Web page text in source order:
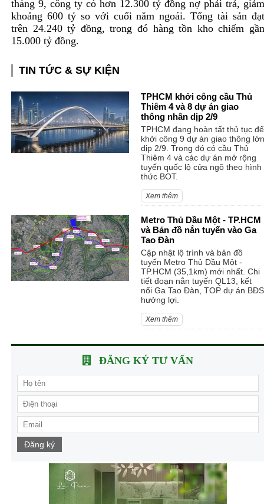
tháng 9, công ty có hơn 12.300 tỷ đồng nợ phải trả,
khoảng 600 tỷ so với cuối năm ngoái. Tổng tài sản
trên 24.240 tỷ đồng, trong đó hàng tồn kho chiếm
15.000 tỷ đồng.
TIN TỨC & SỰ KIỆN
TPHCM khởi công cầu Thủ
Thiêm 4 và 8 dự án giao
thông nhân dịp 2/9
TPHCM đang hoàn tất thủ tục để
khởi công 9 dự án giao thông lớn
dịp 2/9. Trong đó có cầu Thủ
Thiêm 4 và các dự án mở rộng
tuyến quốc lộ cửa ngõ theo hình
thức BOT.
Xem thêm
Metro Thủ Dầu Một - TP.HCM
và Bản đồ nắn tuyến vào Ga
Tao Đàn
Cập nhật lộ trình và bản đồ
tuyến Metro Thủ Dầu Một -
TP.HCM (35,1km) mới nhất. Chi
tiết đoạn nắn tuyến QL13, kết
nối Ga Tao Đàn, TOP dự án BĐS
hưởng lợi.
Xem thêm
ĐĂNG KÝ TƯ VẤN
Đăng ký